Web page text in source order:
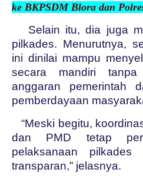
ke BKPSDM Blora dan
Selain itu, dia juga
pilkades. Menurutnya,
ini dinilai mampu
secara mandiri tanpa
anggaran pemerintah
pemberdayaan
“Meski begitu,
dan PMD tetap
pelaksanaan
transparan,” jelasnya.